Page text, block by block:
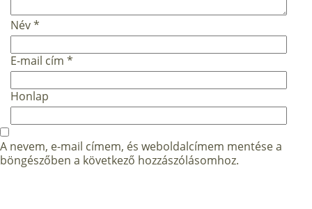
Név*
E-mail cím *
Honlap
A nevem, e-mail címem, és weboldalcímem mentése a
böngészőben a következő hozzászólásomhoz.